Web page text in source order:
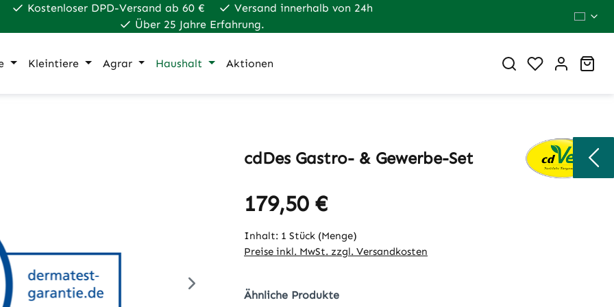
Kostenloser DPD-Versand ab 60 €
Versand innerhalb von 24h
Über 25 Jahre Erfahrung.
Kleintiere Agrar Haushalt Aktionen Du hast 0
cdDes Gastro- & Gewerbe-Set
Regulärer Preis:
179,50 €
Inhalt: 1 Stück (Menge)
Preise inkl. MwSt. zzgl. Versandkosten
Ähnliche Produkte